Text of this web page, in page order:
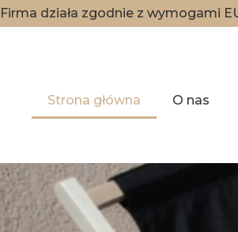
Firma działa zgodnie z wymogami
Strona główna O nas